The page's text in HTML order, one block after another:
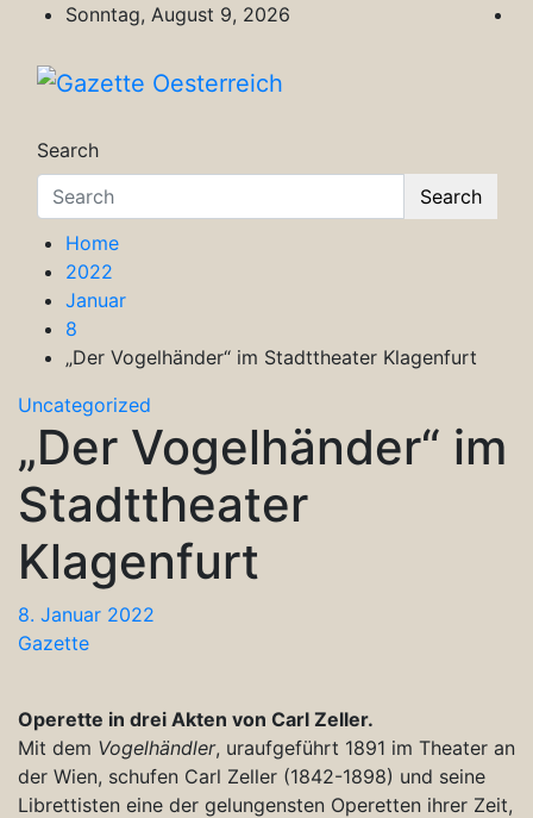
content
Sonntag, August 9, 2026
Search
Search
Home
2022
Januar
8
„Der Vogelhänder“ im Stadttheater Klagenfurt
Uncategorized
„Der Vogelhänder“ im
Stadttheater
Klagenfurt
8. Januar 2022
Gazette
Operette in drei Akten von Carl Zeller.
Mit dem Vogelhändler, uraufgeführt 1891 im Theater an
der Wien, schufen Carl Zeller (1842-1898) und seine
Librettisten eine der gelungensten Operetten ihrer Zeit,